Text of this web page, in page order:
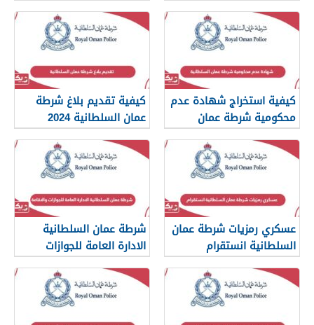
كيفية استخراج شهادة عدم
محكومية شرطة عمان
السلطانية
كيفية تقديم بلاغ شرطة
عمان السلطانية 2024
عسكري رمزيات شرطة عمان
السلطانية انستقرام
شرطة عمان السلطانية
الادارة العامة للجوازات
والاقامة